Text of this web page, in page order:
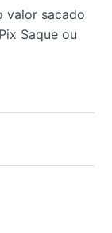
valor sacado
Saque ou